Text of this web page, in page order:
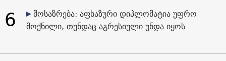
6
მოსაზრება: აფხაზური დიპლომატია უფრო
მოქნილი, თუნდაც აგრესიული უნდა იყოს